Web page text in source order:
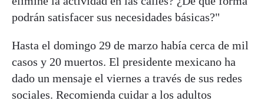
podrán satisfacer sus necesidades básicas?"
Hasta el domingo 29 de marzo había cerca de mil
casos y 20 muertos. El presidente mexicano ha
dado un mensaje el viernes a través de sus redes
sociales. Recomienda cuidar a los adultos